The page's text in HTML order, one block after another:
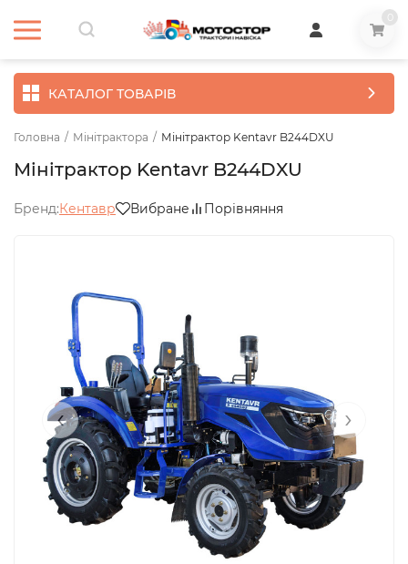
КАТАЛОГ ТОВАРІВ
Головна / Мінітрактора / Мінітрактор Kentavr B244DXU
Мінітрактор Kentavr B244DXU
Бренд:Кентавр Вибране Порівняння
‹ ›